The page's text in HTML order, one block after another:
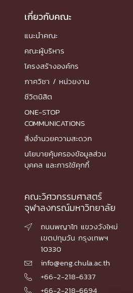
เกี่ยวกับคณะ
แนะนำคณะ
คณะผู้บริหาร
โครงสร้างองค์กร
ภาควิชา / หน่วยงาน
ชีวิตนิสิต
ONE-STOP
COMMUNICATIONS
สิ่งอำนวยความสะดวก
นโยบายคุ้มครองข้อมูลส่วน
บุคคล และการใช้คุกกี้
คณะวิศวกรรมศาสตร์
จุฬาลงกรณ์มหาวิทยาลัย

ถนนพญาไท แขวงวังใหม่
เขตปทุมวัน กรุงเทพฯ
10330
 info@eng.chula.ac.th
 +66-2-218-6337
 +66-2-218-6694